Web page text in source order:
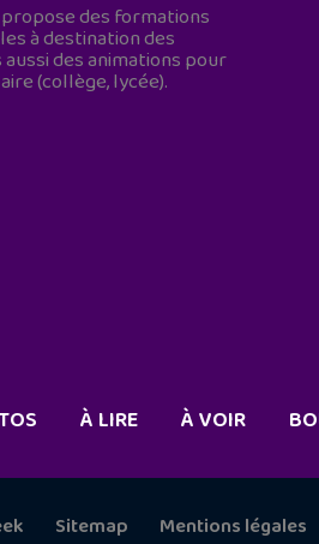
des formations
à destination des
des animations pour
(collège, lycée).
À LIRE À VOIR
Sitemap Mentions légales